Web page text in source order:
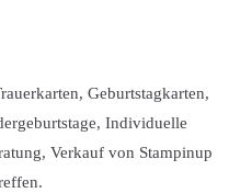
Geburtstagkarten,
Individuelle
Verkauf von Stampinup